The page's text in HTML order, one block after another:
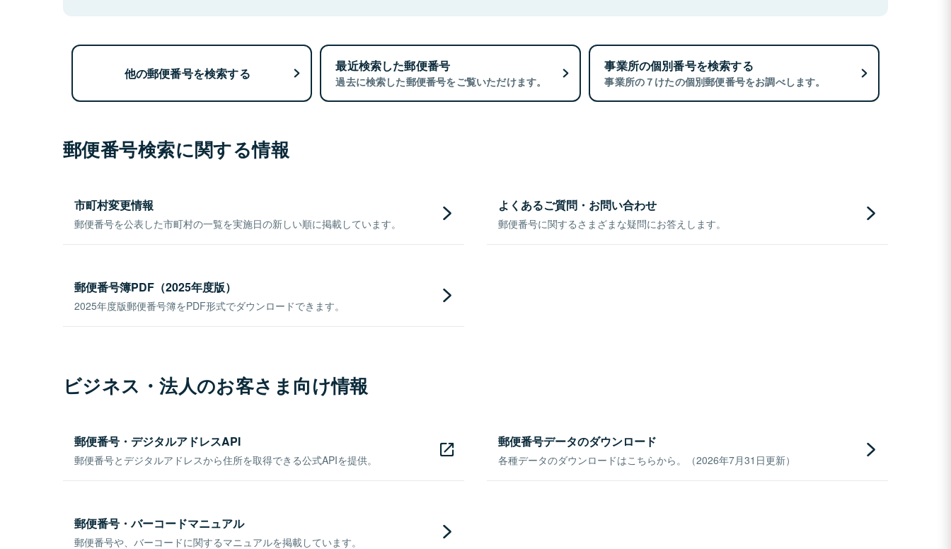
他の郵便番号を検索する 最近検索した郵便番号
過去に検索した郵便番号をご覧いただけます。
事業所の個別番号を検索する
事業所の７けたの個別郵便番号をお調べします。
郵便番号検索に関する情報
市町村変更情報
郵便番号を公表した市町村の一覧を実施日の新しい順に掲載しています。
よくあるご質問・お問い合わせ
郵便番号に関するさまざまな疑問にお答えします。
郵便番号簿PDF（2025年度版）
2025年度版郵便番号簿をPDF形式でダウンロードできます。
ビジネス・法人のお客さま向け情報
郵便番号・デジタルアドレスAPI
郵便番号とデジタルアドレスから住所を取得できる公式APIを提供。
郵便番号データのダウンロード
各種データのダウンロードはこちらから。（2026年7月31日更新）
郵便番号・バーコードマニュアル
郵便番号や、バーコードに関するマニュアルを掲載しています。